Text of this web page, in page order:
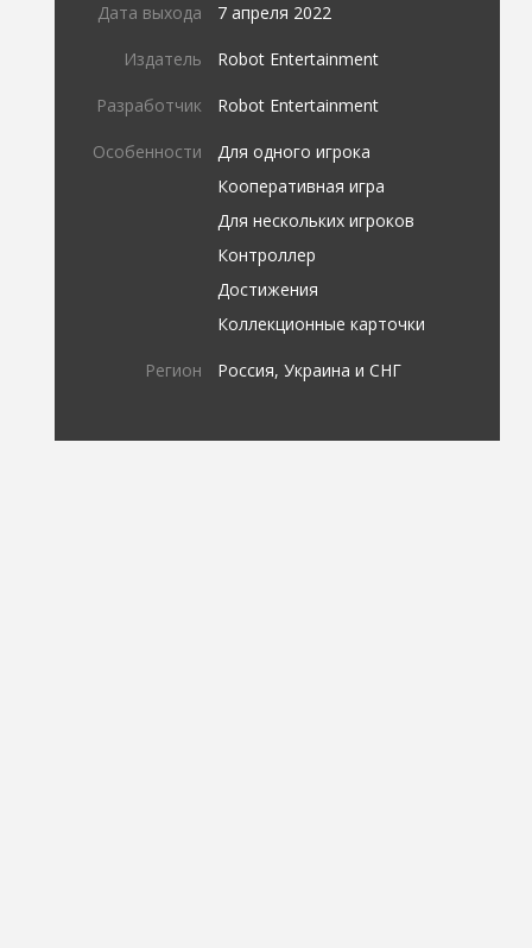
Дата выхода 7 апреля 2022
Издатель Robot Entertainment
Разработчик Robot Entertainment
Особенности
Для одного игрока
Кооперативная игра
Для нескольких игроков
Контроллер
Достижения
Коллекционные карточки
Регион Россия, Украина и СНГ